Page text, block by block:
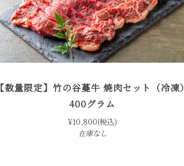
【数量限定】竹の谷蔓牛 焼肉セット（冷凍）
400グラム
¥10,800(税込)
在庫なし